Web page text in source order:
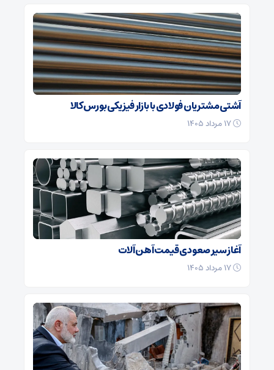
آشتی مشتریان فولادی با بازار فیزیکی بورس کالا
آغاز سیر صعودی قیمت آهن آلات